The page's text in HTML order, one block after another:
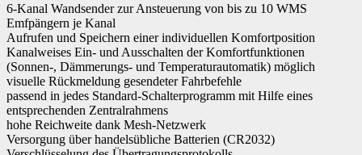
6-Kanal Wandsender zur Ansteuerung von bis zu 10 WMS
Emfpängern je Kanal
Aufrufen und Speichern einer individuellen Komfortposition
Kanalweises Ein- und Ausschalten der Komfortfunktionen
(Sonnen-, Dämmerungs- und Temperaturautomatik) möglich
visuelle Rückmeldung gesendeter Fahrbefehle
passend in jedes Standard-Schalterprogramm mit Hilfe eines
entsprechenden Zentralrahmens
hohe Reichweite dank Mesh-Netzwerk
Versorgung über handelsübliche Batterien (CR2032)